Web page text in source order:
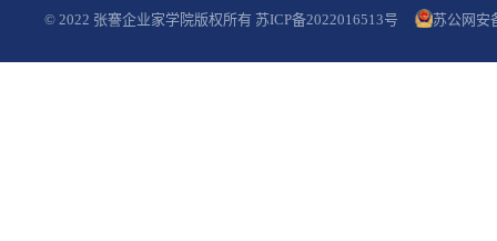
© 2022 张謇企业家学院版权所有 苏ICP备2022016513号 苏公网安